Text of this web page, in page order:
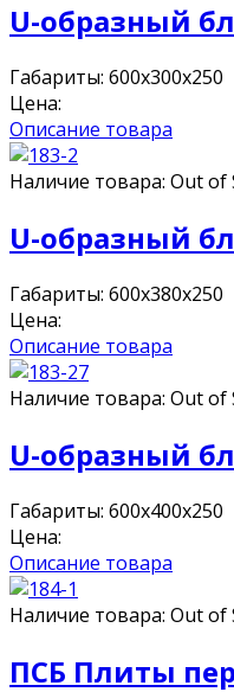
U-образный
Габариты: 600x300x250
Цена:
Описание товара
Наличие товара: Out of
U-образный
Габариты: 600x380x250
Цена:
Описание товара
Наличие товара: Out of
U-образный
Габариты: 600x400x250
Цена:
Описание товара
Наличие товара: Out of
ПСБ Плиты